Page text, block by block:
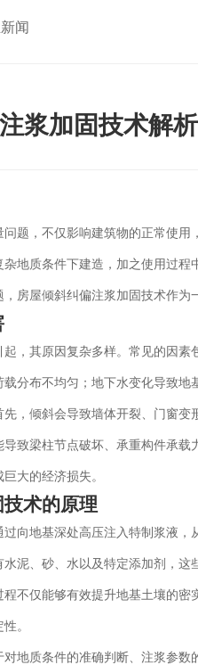
闻
浆加固技术解析
题，不仅影响建筑物的正常使
地质条件下建造，加之使用过
房屋倾斜纠偏注浆加固技术作
，其原因复杂多样。常见的因
分布不均匀；地下水变化导致
，倾斜会导致墙体开裂、门窗
致梁柱节点破坏、承重构件承
大的经济损失。
术的原理
向地基深处高压注入特制浆液
泥、砂、水以及特定添加剂，
不仅能够有效提升地基土壤的
。
地质条件的准确判断、注浆参